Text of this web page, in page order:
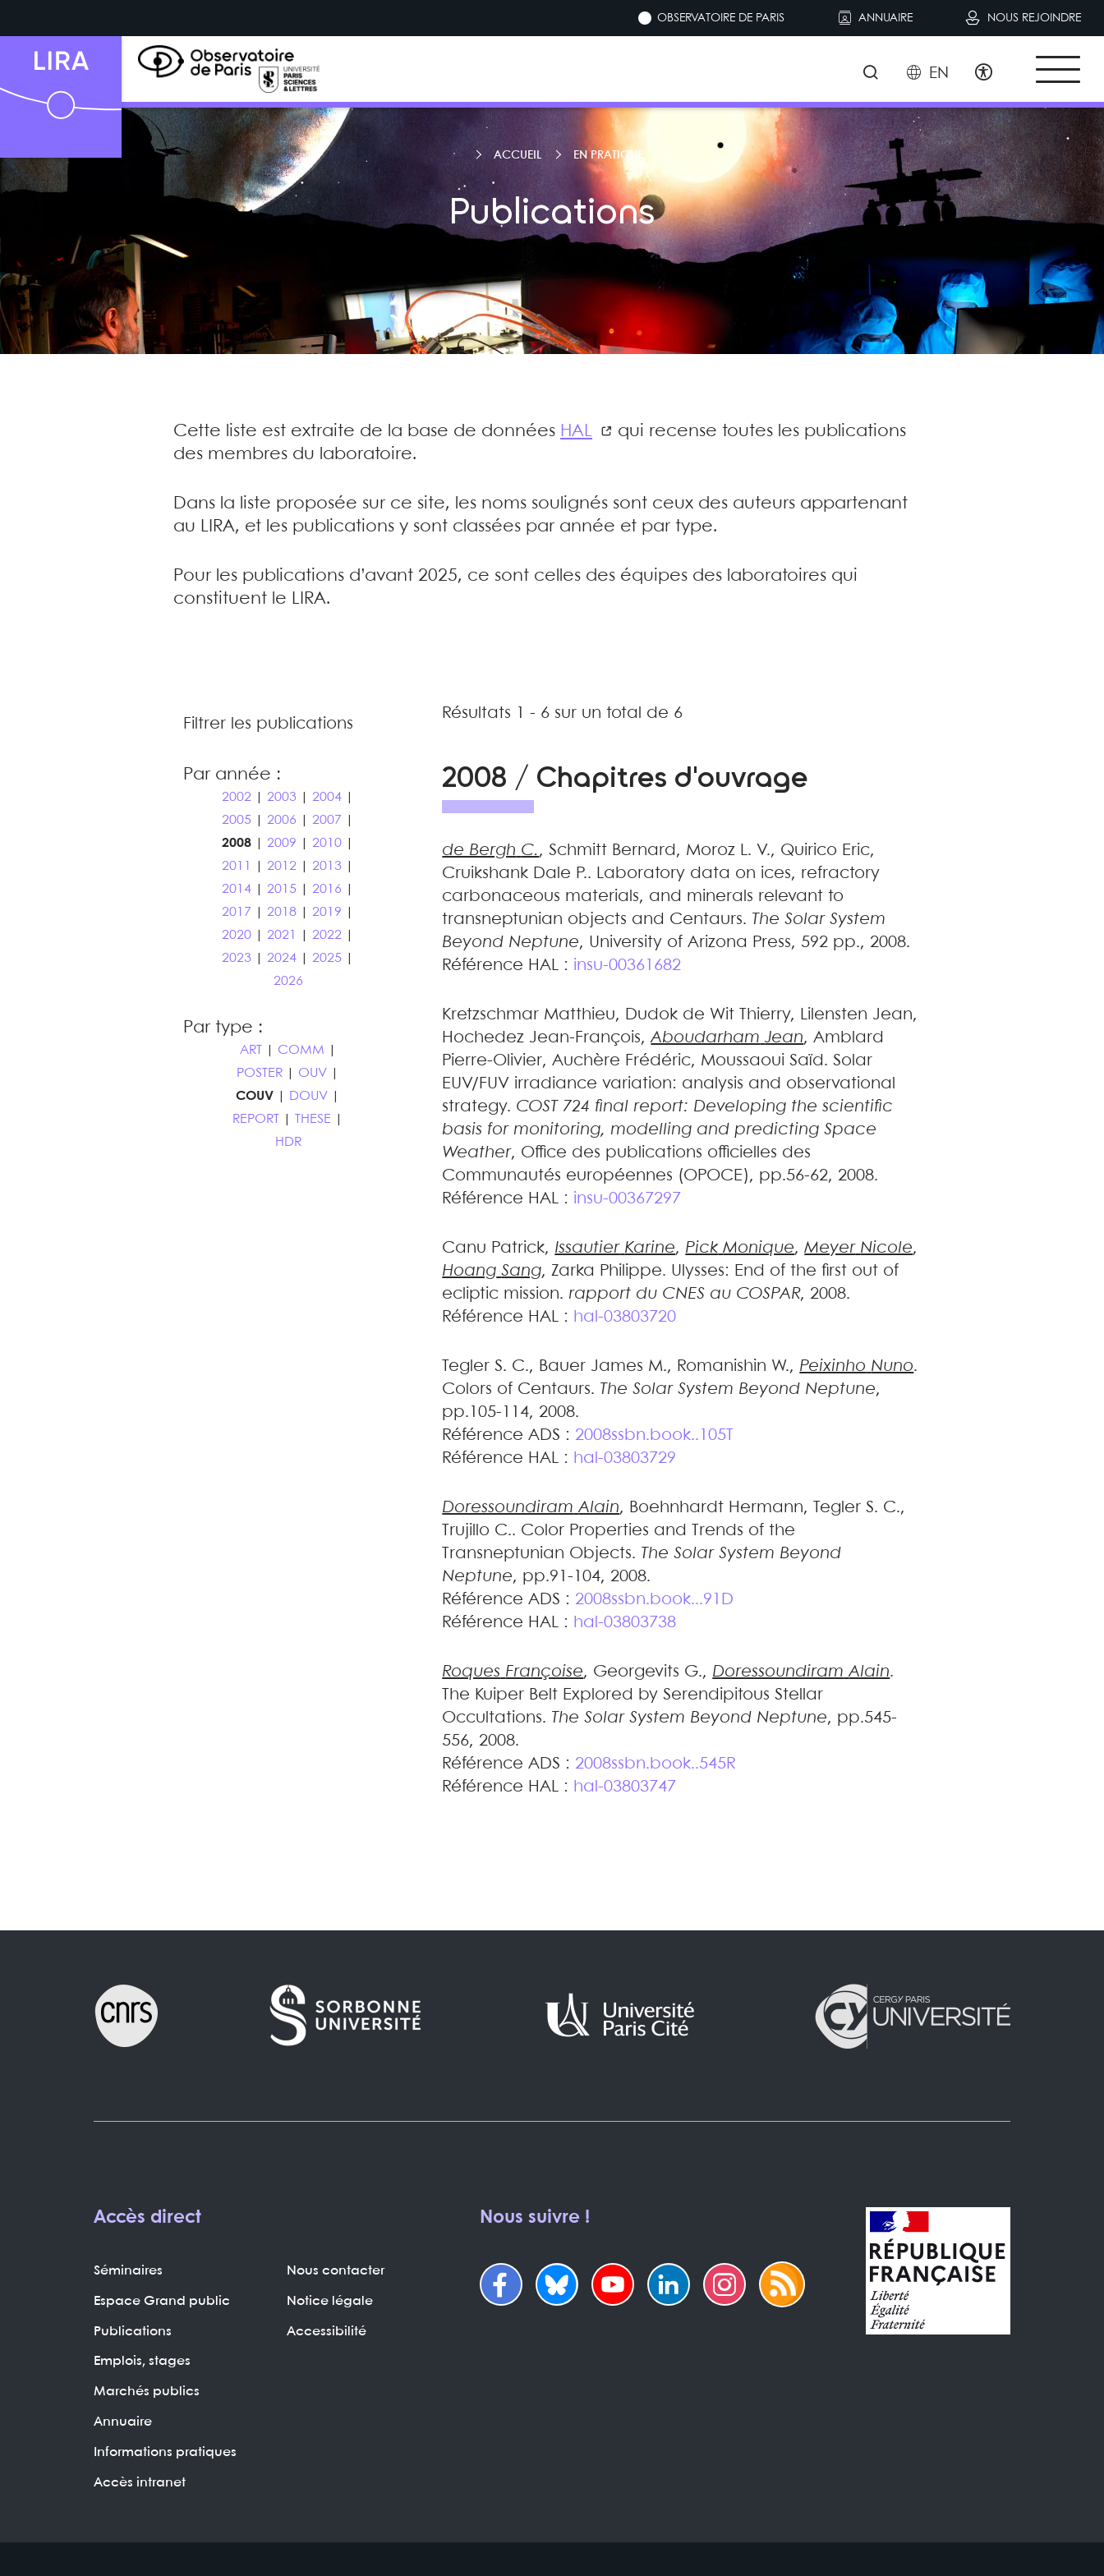
OBSERVATOIRE DE PARIS ANNUAIRE NOUS REJOINDRE
EN
ACCUEIL EN PRATIQUE
Publications
Cette liste est extraite de la base de données HAL
qui recense toutes les publications
des membres du laboratoire.
Dans la liste proposée sur ce site, les noms soulignés sont ceux des auteurs appartenant
au LIRA, et les publications y sont classées par année et par type.
Pour les publications d’avant 2025, ce sont celles des équipes des laboratoires qui
constituent le LIRA.
Filtrer les publications
Par année :
2002 |2003 |2004
2005 |2006 |2007
2008 |2009 |2010
2011
|2012 |2013
2014 |2015 |2016
2017 |2018 |2019
2020 |2021 |2022
2023 |2024 |2025
2026
Par type :
ART COMM
POSTER
OUV
COUV
DOUV
REPORT
THESE
HDR
Résultats 1 - 6 sur un total de 6
2008 / Chapitres d'ouvrage
de Bergh C.,Schmitt Bernard , Moroz L. V., Quirico Eric,
Cruikshank Dale P.. Laboratory data on ices, refractory
carbonaceous materials, and minerals relevant to
transneptunian objects and Centaurs. The Solar System
Beyond Neptune, University of Arizona Press, 592 pp., 2008.
Référence HAL : insu-00361682
Kretzschmar Matthieu, Dudok de Wit Thierry, Lilensten Jean,
Hochedez Jean-François,Aboudarham Jean,Amblard
Pierre-Olivier,Auchère Frédéric, Moussaoui Saïd .Solar
EUV/FUV irradiance variation: analysis and observational
strategy. COST 724 final report: Developing the scientific
basis for monitoring, modelling and predicting Space
Weather, Office des publications officielles des
Communautés européennes (OPOCE), pp.56-62, 2008.
Référence HAL : insu-00367297
Canu Patrick, Issautier Karine, Pick Monique,Meyer Nicole,
Hoang Sang,Zarka Philippe. Ulysses: End of the first out of
ecliptic mission. rapport du CNES au COSPAR, 2008.
Référence HAL : hal-03803720
Tegler S. C., Bauer James M., Romanishin W., Peixinho Nuno.
Colors of Centaurs. The Solar System Beyond Neptune,
pp.105-114, 2008.
Référence ADS : 2008ssbn.book..105T
Référence HAL : hal-03803729
Doressoundiram Alain, Boehnhardt Hermann, Tegler S. C.,
Trujillo C.. Color Properties and Trends of the
Transneptunian Objects. The Solar System Beyond
Neptune, pp.91-104, 2008.
Référence ADS : 2008ssbn.book...91D
Référence HAL : hal-03803738
Roques Françoise, Georgevits G., Doressoundiram Alain.
The Kuiper Belt Explored by Serendipitous Stellar
Occultations. The Solar System Beyond Neptune, pp.545-
556, 2008.
Référence ADS : 2008ssbn.book..545R
Référence HAL : hal-03803747
Accès direct
Séminaires
Espace Grand public
Publications
Emplois, stages
Marchés publics
Annuaire
Informations pratiques
Accès intranet
Nous contacter
Notice légale
Accessibilité
Nous suivre !